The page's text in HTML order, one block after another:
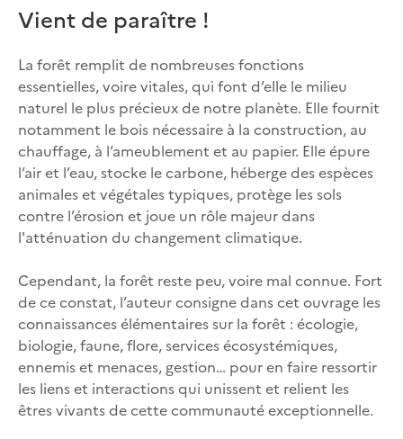
Vient de paraître !
La forêt remplit de nombreuses fonctions
essentielles, voire vitales, qui font d’elle le milieu
naturel le plus précieux de notre planète. Elle fournit
notamment le bois nécessaire à la construction, au
chauffage, à l’ameublement et au papier. Elle épure
l’air et l’eau, stocke le carbone, héberge des espèces
animales et végétales typiques, protège les sols
contre l’érosion et joue un rôle majeur dans
l'atténuation du changement climatique.
Cependant, la forêt reste peu, voire mal connue. Fort
de ce constat, l’auteur consigne dans cet ouvrage les
connaissances élémentaires sur la forêt : écologie,
biologie, faune, flore, services écosystémiques,
ennemis et menaces, gestion… pour en faire ressortir
les liens et interactions qui unissent et relient les
êtres vivants de cette communauté exceptionnelle.